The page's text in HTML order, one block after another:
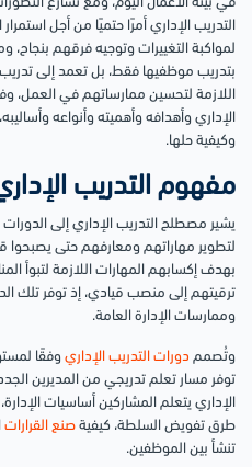
التدريب الإداري أمرًا حتميًا من أجل
لمواكبة التغييرات وتوجيه فرقهم
بتدريب موظفيها فقط، بل تعمد إلى تدريب
اللازمة لتحسين ممارساتهم في العمل،
الإداري وأهدافه وأهميته وأنواعه
وكيفية حلها.
مفهوم التدريب
يشير مصطلح التدريب الإداري إلى الدورات
لتطوير مهاراتهم ومعارفهم حتى
بهدف إكسابهم المهارات اللازمة لتبوأ
ترقيتهم إلى منصب قيادي، إذ توفر تلك
وممارسات الإدارة العامة.
وتُصمم دورات التدريب الإداري وفقًا
توفر مسار تعلم تدريجي من المديرين الجدد
الإداري يتعلم المشاركين أساسيات
طرق تفويض السلطة، كيفية صنع القرارات
تنشأ بين الموظفين.